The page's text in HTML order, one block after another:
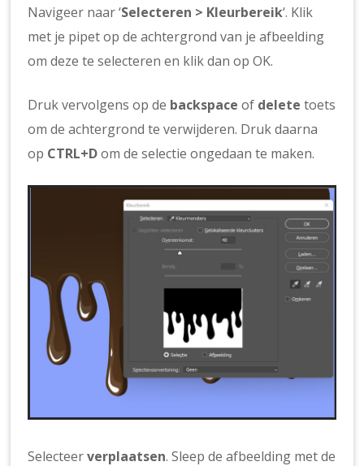
Navigeer naar ‘Selecteren > Kleurbereik‘. Klik
met je pipet op de achtergrond van je afbeelding
om deze te selecteren en klik dan op OK.
Druk vervolgens op de backspace of delete toets
om de achtergrond te verwijderen. Druk daarna
op CTRL+Dom de selectie ongedaan te maken.
Selecteerverplaatsen. Sleep de afbeelding met de